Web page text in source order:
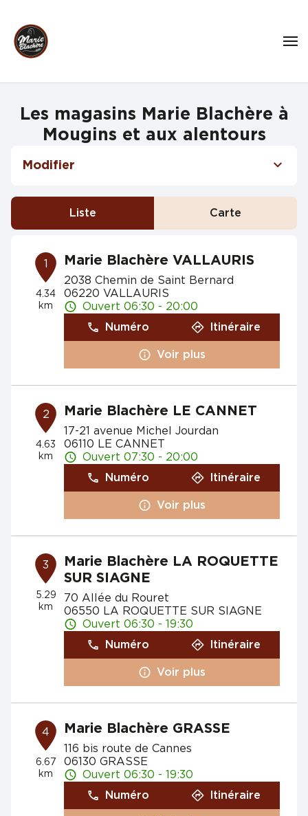
Les magasins Marie Blachère à
Mougins et aux alentours
Modifier
Liste Carte
1
4.34
km
Marie Blachère VALLAURIS
2038 Chemin de Saint Bernard
06220 VALLAURIS
Ouvert 06:30 - 20:00
Numéro
Itinéraire
Voir plus
2
4.63
km
Marie Blachère LE CANNET
17-21 avenue Michel Jourdan
06110 LE CANNET
Ouvert 07:30 - 20:00
Numéro
Itinéraire
Voir plus
3
5.29
km
Marie Blachère LA ROQUETTE
SUR SIAGNE
70 Allée du Rouret
06550 LA ROQUETTE SUR SIAGNE
Ouvert 06:30 - 19:30
Numéro
Itinéraire
Voir plus
4
6.67
km
Marie Blachère GRASSE
116 bis route de Cannes
06130 GRASSE
Ouvert 06:30 - 19:30
Numéro
Itinéraire